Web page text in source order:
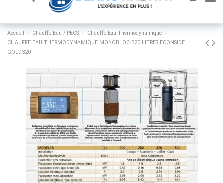
Accueil Chauffe Eau / PECS
Chauffe-Eau Thermodynamique
CHAUFFE EAU THERMODYNAMIQUE MONOBLOC 320 LITRES ECONSIDE
GOLD320